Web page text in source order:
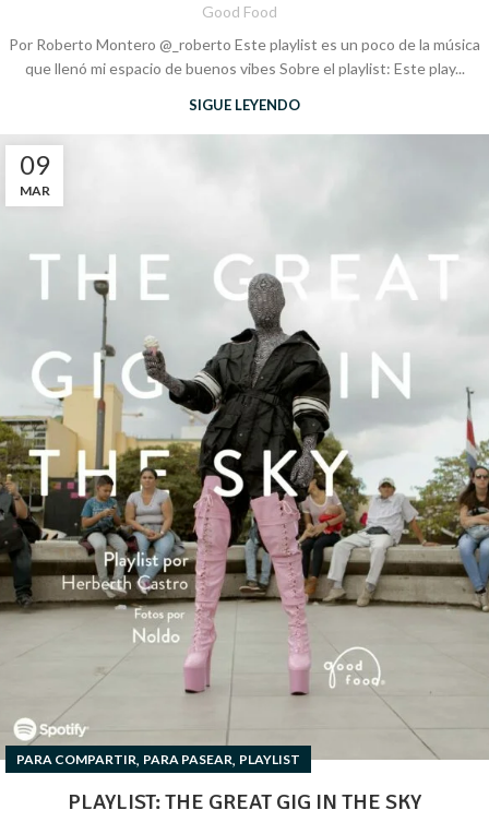
Good Food
Por Roberto Montero @_roberto Este playlist es un poco de la música
que llenó mi espacio de buenos vibes Sobre el playlist: Este play...
SIGUE LEYENDO
09
MAR
PARA COMPARTIR, PARA PASEAR, PLAYLIST
PLAYLIST: THE GREAT GIG IN THE SKY